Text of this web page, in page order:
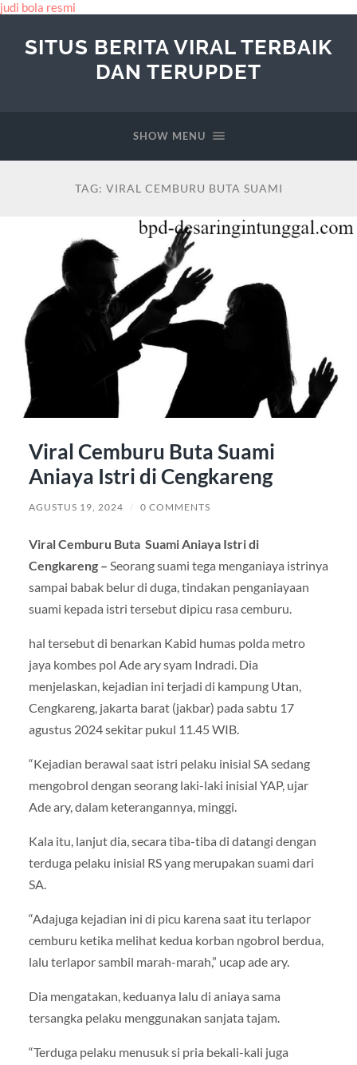
judi bola resmi
SITUS BERITA VIRAL TERBAIK
DAN TERUPDET
SHOW MENU
TAG: VIRAL CEMBURU BUTA SUAMI
Viral Cemburu Buta Suami
Aniaya Istri di Cengkareng
AGUSTUS 19, 2024 / 0 COMMENTS
Viral Cemburu Buta Suami Aniaya Istri di
Cengkareng – Seorang suami tega menganiaya istrinya
sampai babak belur di duga, tindakan penganiayaan
suami kepada istri tersebut dipicu rasa cemburu.
hal tersebut di benarkan Kabid humas polda metro
jaya kombes pol Ade ary syam Indradi. Dia
menjelaskan, kejadian ini terjadi di kampung Utan,
Cengkareng, jakarta barat (jakbar) pada sabtu 17
agustus 2024 sekitar pukul 11.45 WIB.
“Kejadian berawal saat istri pelaku inisial SA sedang
mengobrol dengan seorang laki-laki inisial YAP, ujar
Ade ary, dalam keterangannya, minggi.
Kala itu, lanjut dia, secara tiba-tiba di datangi dengan
terduga pelaku inisial RS yang merupakan suami dari
SA.
“Adajuga kejadian ini di picu karena saat itu terlapor
cemburu ketika melihat kedua korban ngobrol berdua,
lalu terlapor sambil marah-marah,” ucap ade ary.
Dia mengatakan, keduanya lalu di aniaya sama
tersangka pelaku menggunakan sanjata tajam.
“Terduga pelaku menusuk si pria bekali-kali juga